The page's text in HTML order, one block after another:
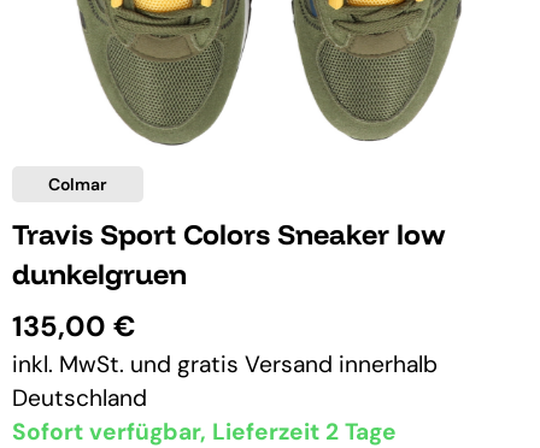
Colmar
Travis Sport Colors Sneaker low
dunkelgruen
135,00 €
inkl. MwSt. und gratis Versand innerhalb
Deutschland
Sofort verfügbar, Lieferzeit 2 Tage